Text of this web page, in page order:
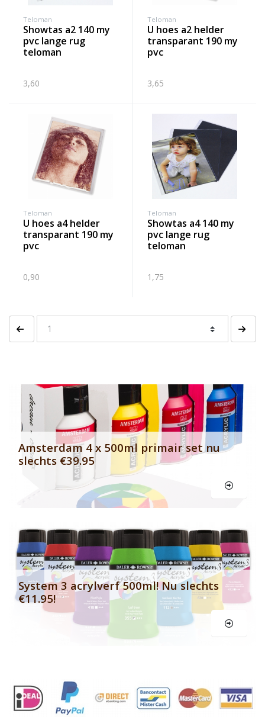
Teloman
showtas a2 140 my
pvc lange rug
teloman
3,60
Teloman
u hoes a2 helder
transparant 190 my
pvc
3,65
Teloman
u hoes a4 helder
transparant 190 my
pvc
0,90
Teloman
showtas a4 140 my
pvc lange rug
teloman
1,75
Vorige pagina
Banner row 2
Amsterdam 4 x 500ml primair set nu
slechts €39.95
System 3 acrylverf 500ml! Nu slechts
€11.95!